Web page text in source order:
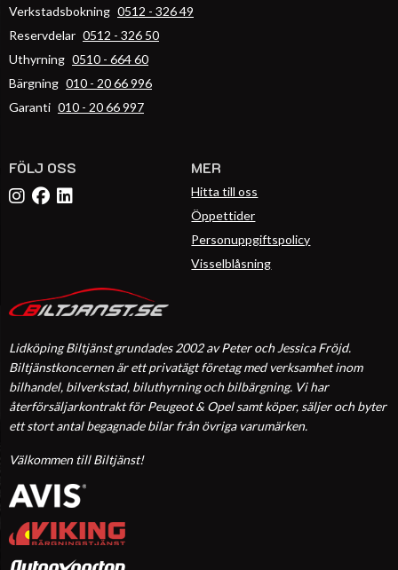
Lidköping Biltjänst grundades 2002 av Peter och Jessica Fröjd.
Biltjänstkoncernen är ett privatägt företag med verksamhet inom
bilhandel, bilverkstad, biluthyrning och bilbärgning. Vi har
återförsäljarkontrakt för Peugeot & Opel samt köper, säljer och byter
ett stort antal begagnade bilar från övriga varumärken.
Välkommen till Biltjänst!
Verkstadsbokning 0512 - 326 49
Reservdelar 0512 - 326 50
Uthyrning 0510 - 664 60
Bärgning 010 - 20 66 996
Garanti 010 - 20 66 997
FÖLJ OSS MER
Hitta till oss
Öppettider
Personuppgiftspolicy
Visselblåsning